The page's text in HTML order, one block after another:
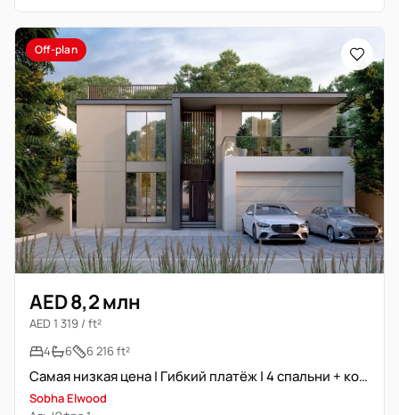
Off-plan
AED 8,2 млн
AED 1 319 / ft²
4
6 6 216 ft²
Самая низкая цена | Гибкий платёж | 4 спальни + комната
Sobha Elwood